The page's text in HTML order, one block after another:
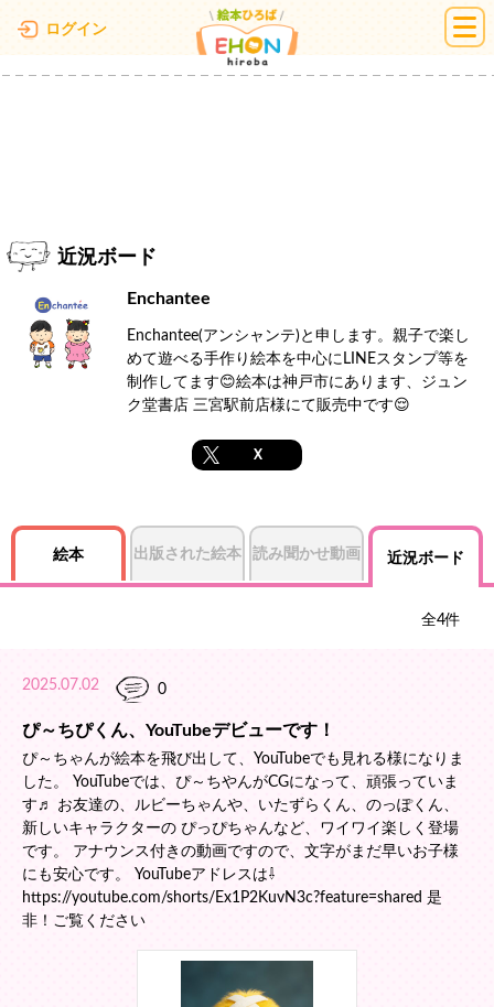
ログイン 絵本ひろば
近況ボード
Enchantee
Enchantee(アンシャンテ)と申します。親子で楽し
めて遊べる手作り絵本を中心にLINEスタンプ等を
制作してます😊絵本は神戸市にあります、ジュン
ク堂書店 三宮駅前店様にて販売中です😌
X
絵本 出版された絵本 読み聞かせ動画 近況ボード
全4件
2025.07.02 0
ぴ～ちぴくん、YouTubeデビューです！
ぴ～ちゃんが絵本を飛び出して、YouTubeでも見れる様になりま
した。 YouTubeでは、ぴ～ちやんがCGになって、頑張っていま
す♬ お友達の、ルビーちゃんや、いたずらくん、のっぽくん、
新しいキャラクターの ぴっぴちゃんなど、ワイワイ楽しく登場
です。 アナウンス付きの動画ですので、文字がまだ早いお子様
にも安心です。 YouTubeアドレスは⇩
https://youtube.com/shorts/Ex1P2KuvN3c?feature=shared 是
非！ご覧ください